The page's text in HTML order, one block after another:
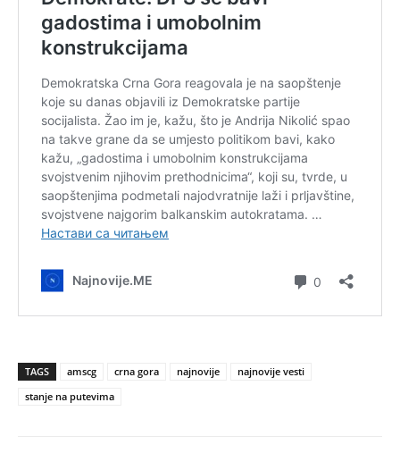
TAGS amscg crna gora najnovije
najnovije vesti
stanje na putevima